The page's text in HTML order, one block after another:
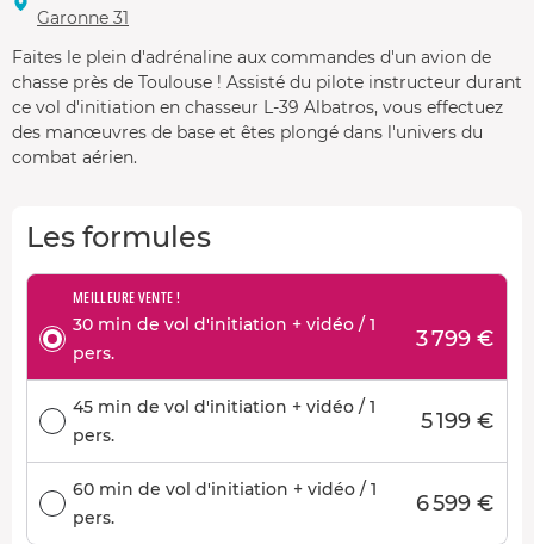
Garonne 31
Faites le plein d'adrénaline aux commandes d'un avion de
chasse près de Toulouse ! Assisté du pilote instructeur durant
ce vol d'initiation en chasseur L-39 Albatros, vous effectuez
des manœuvres de base et êtes plongé dans l'univers du
combat aérien.
Les formules
MEILLEURE VENTE !
30 min de vol d'initiation + vidéo / 1
pers.
3 799 €
45 min de vol d'initiation + vidéo / 1
pers.
5 199 €
60 min de vol d'initiation + vidéo / 1
pers.
6 599 €